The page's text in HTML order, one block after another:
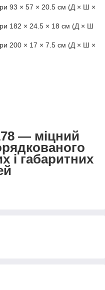
93 × 57 × 20.5 см (Д × Ш ×
182 × 24.5 × 18 см (Д × Ш
200 × 17 × 7.5 см (Д × Ш ×
— міцний
і габаритних